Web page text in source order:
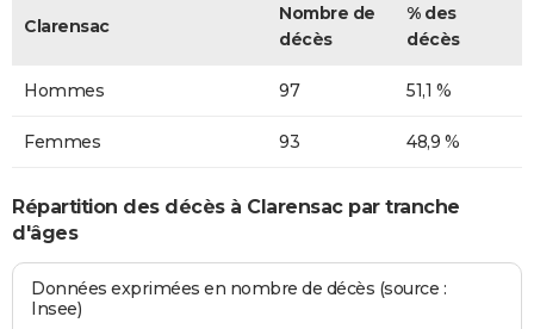
Clarensac
Nombre de
décès
% des
décès
Hommes 97 51,1 %
Femmes 93 48,9 %
Répartition des décès à Clarensac par tranche
d'âges
Données exprimées en nombre de décès (source :
Insee)